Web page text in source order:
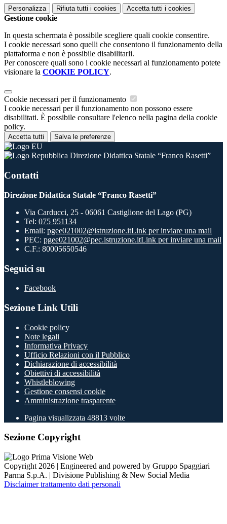
Personalizza Rifiuta tutti i cookies Accetta tutti i cookies
Gestione cookie
In questa schermata è possibile scegliere quali cookie consentire.
I cookie necessari sono quelli che consentono il funzionamento della
piattaforma e non è possibile disabilitarli.
Per conoscere quali sono i cookie necessari al funzionamento potete
visionare la COOKIE POLICY.
Cookie necessari per il funzionamento
I cookie necessari per il funzionamento non possono essere
disabilitati. È possibile consultare l'elenco nella pagina della cookie
policy.
Accetta tutti Salva le preferenze
Direzione Didattica Statale “Franco Rasetti”
Contatti
Direzione Didattica Statale “Franco Rasetti”
Via Carducci, 25 - 06061 Castiglione del Lago (PG)
Tel: 075 951134
Email: pgee021002@istruzione.itLink per inviare una mail
PEC: pgee021002@pec.istruzione.itLink per inviare una mail
C.F.: 80005650546
Seguici su
Facebook
Sezione Link Utili
Cookie policy
Note legali
Informativa Privacy
Ufficio Relazioni con il Pubblico
Dichiarazione di accessibilità
Obiettivi di accessibilità
Whistleblowing
Gestione consensi cookie
Amministrazione trasparente
Pagina visualizzata 48813 volte
Sezione Copyright
Copyright 2026 | Engineered and powered by Gruppo Spaggiari
Parma S.p.A. | Divisione Publishing & New Social Media
Disclaimer trattamento dati personali